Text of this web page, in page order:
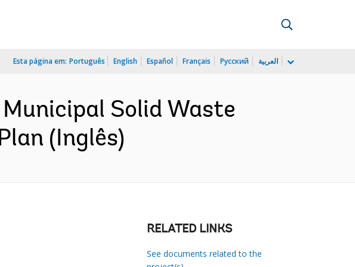
Esta página em: Português English Español Français Русский العربية
Municipal Solid Waste
(Inglês)
RELATED LINKS
See documents related to the